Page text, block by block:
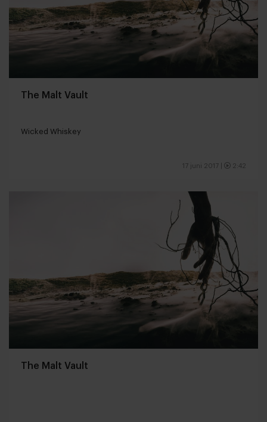
The Malt Vault
Wicked Whiskey
17 juni 2017 2:42
The Malt Vault